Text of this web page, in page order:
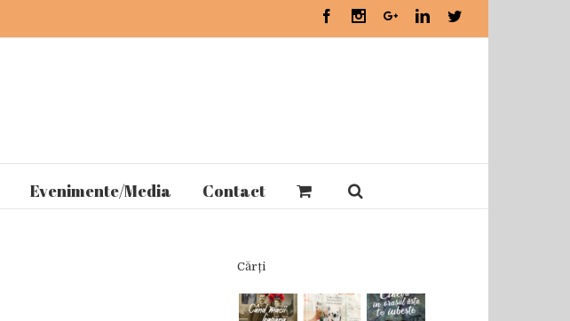
FacebookInstagramGoogle+LinkedinTwitter
Evenimente/Media Contact
Cărți